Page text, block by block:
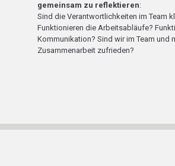
gemeinsam zu reflektieren:
Sind die Verantwortlichkeiten im Team
Funktionieren die Arbeitsabläufe?
Kommunikation? Sind wir im Team und
Zusammenarbeit zufrieden?